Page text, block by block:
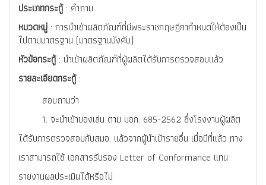
ประเภทกระทู้ : คำถาม
หมวดหมู่ : การนำเข้าผลิตภัณฑ์ที่มีพระราชกฤษฎีกากำหนดให้ต้องเป็น
ไปตามมาตรฐาน (มาตรฐานบังคับ)
หัวข้อกระทู้ : นำเข้าผลิตภัณฑ์ที่ผู้ผลิตได้รับการตรวจสอบแล้ว
รายละเอียดกระทู้ :
สอบถามว่า
1. จะนำเข้าของเล่น ตาม มอก. 685-2562 ซึ่งโรงงานผู้ผลิต
ได้รับการตรวจสอบกับสมอ. แล้วจากผู้นำเข้ารายอื่น เมื่อปีที่แล้ว ทาง
เราสามารถใช้ เอกสารรับรอง Letter of Conformance แทน
รายงานผลประเมินได้หรือไม่